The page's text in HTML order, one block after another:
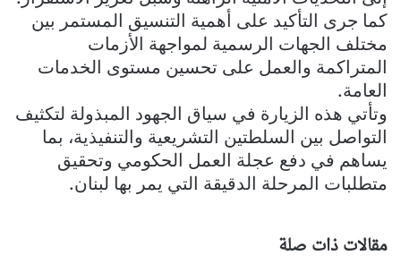
كما جرى التأكيد على أهمية التنسيق المستمر بين
مختلف الجهات الرسمية لمواجهة الأزمات
المتراكمة والعمل على تحسين مستوى الخدمات
العامة.
وتأتي هذه الزيارة في سياق الجهود المبذولة لتكثيف
التواصل بين السلطتين التشريعية والتنفيذية، بما
يساهم في دفع عجلة العمل الحكومي وتحقيق
متطلبات المرحلة الدقيقة التي يمر بها لبنان.
مقالات ذات صلة